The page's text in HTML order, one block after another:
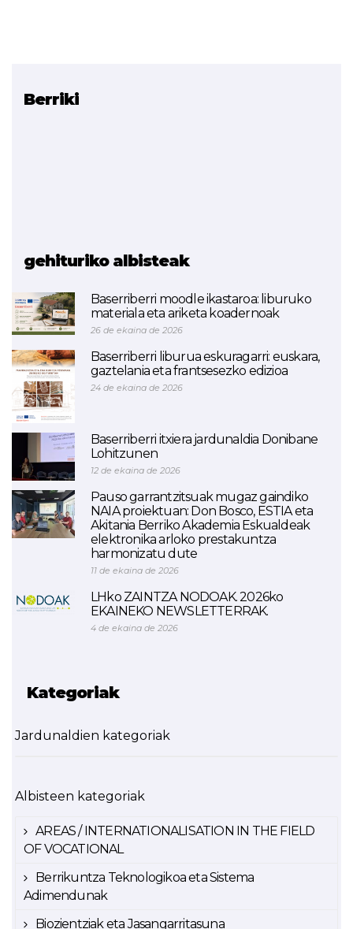
Berriki
gehituriko albisteak
Baserriberri moodle ikastaroa: liburuko
materiala eta ariketa koadernoak
26 de ekaina de 2026
Baserriberri liburua eskuragarri: euskara,
gaztelania eta frantsesezko edizioa
24 de ekaina de 2026
Baserriberri itxiera jardunaldia Donibane
Lohitzunen
12 de ekaina de 2026
Pauso garrantzitsuak mugaz gaindiko
NAIA proiektuan: Don Bosco, ESTIA eta
Akitania Berriko Akademia Eskualdeak
elektronika arloko prestakuntza
harmonizatu dute
11 de ekaina de 2026
LHko ZAINTZA NODOAK. 2026ko
EKAINEKO NEWSLETTERRAK.
4 de ekaina de 2026
Kategoriak
Jardunaldien kategoriak
Albisteen kategoriak
AREAS / INTERNATIONALISATION IN THE FIELD
OF VOCATIONAL
Berrikuntza Teknologikoa eta Sistema
Adimendunak
Biozientziak eta Jasangarritasuna